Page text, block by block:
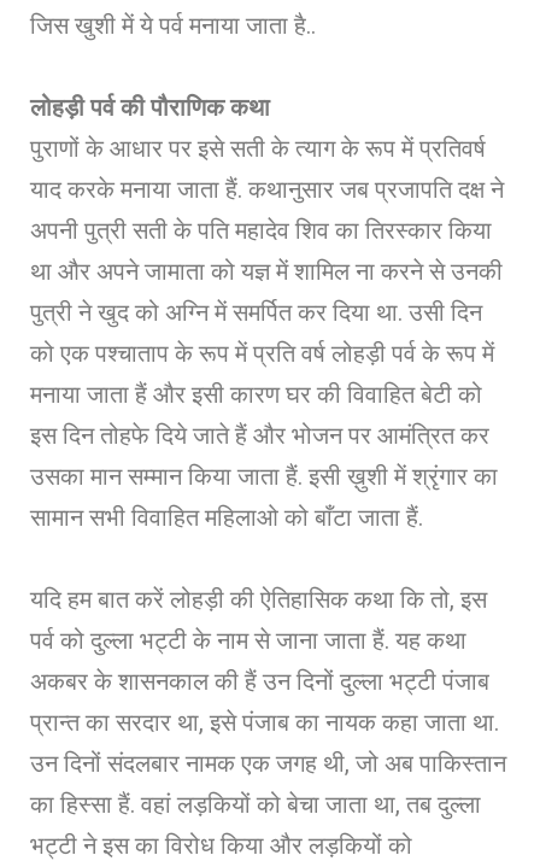
जिस खुशी में ये पर्व मनाया जाता है..
लोहड़ी पर्व की पौराणिक कथा
पुराणों के आधार पर इसे सती के त्याग के रूप में प्रतिवर्ष
याद करके मनाया जाता हैं. कथानुसार जब प्रजापति दक्ष ने
अपनी पुत्री सती के पति महादेव शिव का तिरस्कार किया
था और अपने जामाता को यज्ञ में शामिल ना करने से उनकी
पुत्री ने खुद को अग्नि में समर्पित कर दिया था. उसी दिन
को एक पश्चाताप के रूप में प्रति वर्ष लोहड़ी पर्व के रूप में
मनाया जाता हैं और इसी कारण घर की विवाहित बेटी को
इस दिन तोहफे दिये जाते हैं और भोजन पर आमंत्रित कर
उसका मान सम्मान किया जाता हैं. इसी ख़ुशी में श्रृंगार का
सामान सभी विवाहित महिलाओ को बाँटा जाता हैं.
यदि हम बात करें लोहड़ी की ऐतिहासिक कथा कि तो, इस
पर्व को दुल्ला भट्टी के नाम से जाना जाता हैं. यह कथा
अकबर के शासनकाल की हैं उन दिनों दुल्ला भट्टी पंजाब
प्रान्त का सरदार था, इसे पंजाब का नायक कहा जाता था.
उन दिनों संदलबार नामक एक जगह थी, जो अब पाकिस्तान
का हिस्सा हैं. वहां लड़कियों को बेचा जाता था, तब दुल्ला
भट्टी ने इस का विरोध किया और लड़कियों को